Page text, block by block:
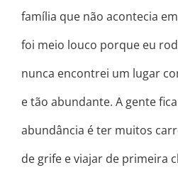
família que não acontecia
foi meio louco porque eu
nunca encontrei um lugar
e tão abundante. A gente
abundância é ter muitos
de grife e viajar de primeira